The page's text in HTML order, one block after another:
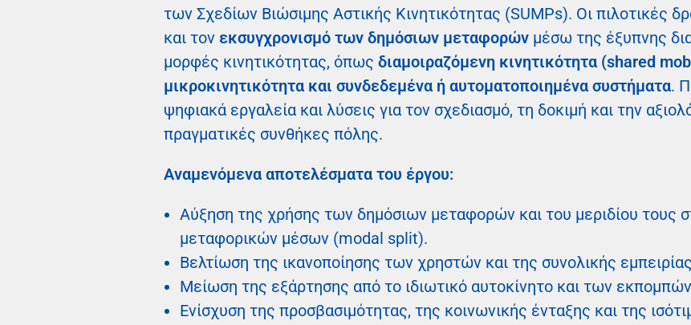
των Σχεδίων Βιώσιμης Αστικής Κινητικότητας (SUMPs). Οι πιλοτικές
και τον εκσυγχρονισμό των δημόσιων μεταφορών μέσω της έξυπνης
μορφές κινητικότητας, όπως διαμοιραζόμενη κινητικότητα (shared
μικροκινητικότητα και συνδεδεμένα ή αυτοματοποιημένα συστήματα.
ψηφιακά εργαλεία και λύσεις για τον σχεδιασμό, τη δοκιμή και την
πραγματικές συνθήκες πόλης.
Αναμενόμενα αποτελέσματα του έργου:
Αύξηση της χρήσης των δημόσιων μεταφορών και του μεριδίου τους
μεταφορικών μέσων (modal split).
Βελτίωση της ικανοποίησης των χρηστών και της συνολικής
Μείωση της εξάρτησης από το ιδιωτικό αυτοκίνητο και των εκπομπών
Ενίσχυση της προσβασιμότητας, της κοινωνικής ένταξης και της